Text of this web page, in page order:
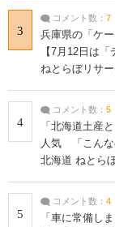
3
コメント数： 7
兵庫県の「ケ
【7月12日は
ねとらぼリサ
4
コメント数： 5
「北海道土産
人気 「こんな
北海道 ねとら
5
コメント数： 4
「車に常備し